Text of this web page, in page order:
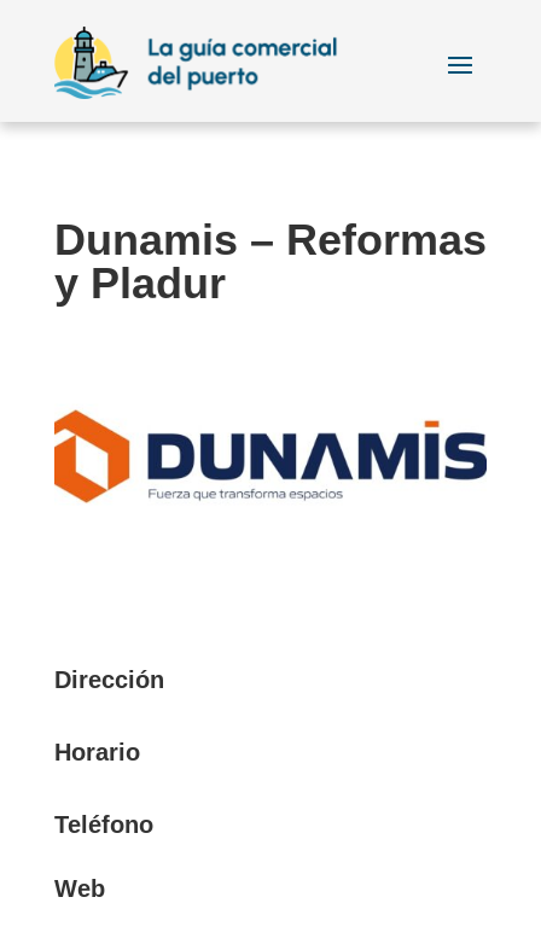
Dunamis – Reformas
y Pladur
Dirección
Horario
Teléfono
Web